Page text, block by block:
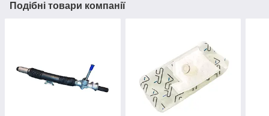
Подібні товари компанії